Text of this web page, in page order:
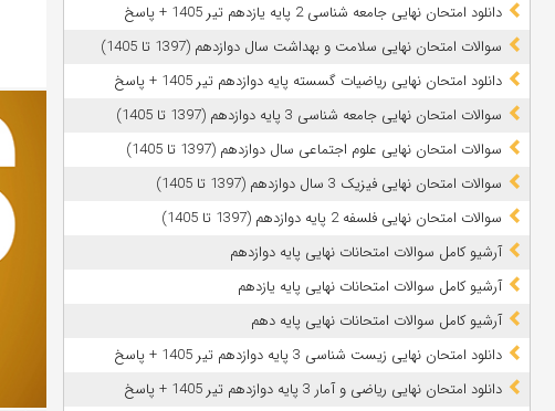
دانلود امتحان نهایی جامعه شناسی 2 پایه یازدهم تیر 1405 + پاسخ
سوالات امتحان نهایی سلامت و بهداشت سال دوازدهم (1397 تا 1405)
دانلود امتحان نهایی ریاضیات گسسته پایه دوازدهم تیر 1405 + پاسخ
سوالات امتحان نهایی جامعه شناسی 3 پایه دوازدهم (1397 تا 1405)
سوالات امتحان نهایی علوم اجتماعی سال دوازدهم (1397 تا 1405)
سوالات امتحان نهایی فیزیک 3 سال دوازدهم (1397 تا 1405)
سوالات امتحان نهایی فلسفه 2 پایه دوازدهم (1397 تا 1405)
آرشیو کامل سوالات امتحانات نهایی پایه دوازدهم
آرشیو کامل سوالات امتحانات نهایی پایه یازدهم
آرشیو کامل سوالات امتحانات نهایی پایه دهم
دانلود امتحان نهایی زیست شناسی 3 پایه دوازدهم تیر 1405 + پاسخ
دانلود امتحان نهایی ریاضی و آمار 3 پایه دوازدهم تیر 1405 + پاسخ